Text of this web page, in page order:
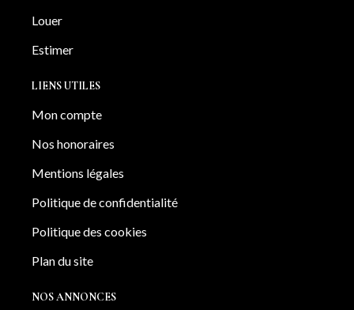
Louer
Estimer
LIENS UTILES
Mon compte
Nos honoraires
Mentions légales
Politique de confidentialité
Politique des cookies
Plan du site
NOS ANNONCES